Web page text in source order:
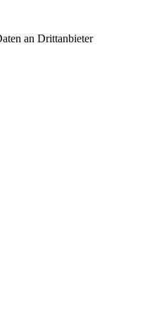
an Drittanbieter